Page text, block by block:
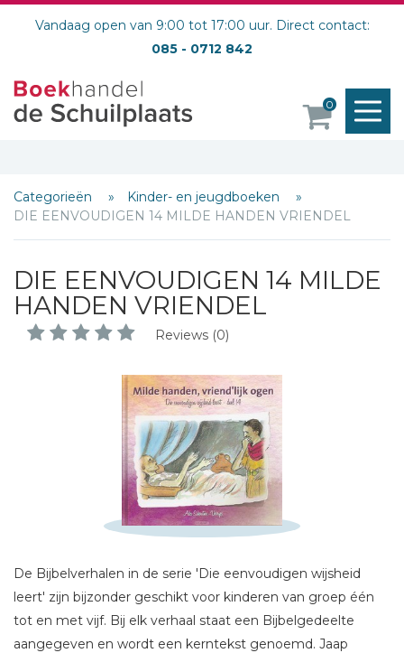
Vandaag open van 9:00 tot 17:00 uur. Direct contact:
085 - 0712 842
0
Categorieën
Kinder- en jeugdboeken
DIE EENVOUDIGEN 14 MILDE HANDEN VRIENDEL
DIE EENVOUDIGEN 14 MILDE
HANDEN VRIENDEL
Reviews (0)
De Bijbelverhalen in de serie 'Die eenvoudigen wijsheid
leert' zijn bijzonder geschikt voor kinderen van groep één
tot en met vijf. Bij elk verhaal staat een Bijbelgedeelte
aangegeven en wordt een kerntekst genoemd. Jaap
Schrijf hieronder je review!
E-mail *
Titel *